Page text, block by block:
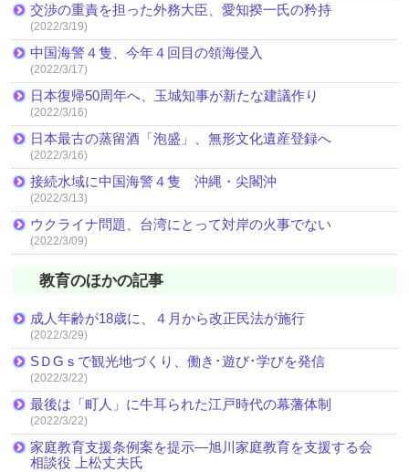
交渉の重責を担った外務大臣、愛知揆一氏の矜持
(2022/3/19)
中国海警４隻、今年４回目の領海侵入
(2022/3/17)
日本復帰50周年へ、玉城知事が新たな建議作り
(2022/3/16)
日本最古の蒸留酒「泡盛」、無形文化遺産登録へ
(2022/3/16)
接続水域に中国海警４隻 沖縄・尖閣沖
(2022/3/13)
ウクライナ問題、台湾にとって対岸の火事でない
(2022/3/09)
教育のほかの記事
成人年齢が18歳に、４月から改正民法が施行
(2022/3/29)
SＤGｓで観光地づくり、働き･遊び･学びを発信
(2022/3/22)
最後は「町人」に牛耳られた江戸時代の幕藩体制
(2022/3/22)
家庭教育支援条例案を提示―旭川家庭教育を支援する会
相談役 上松丈夫氏